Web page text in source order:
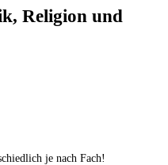
Religion und
je nach Fach!